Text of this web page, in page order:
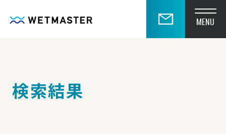
MENU
検索結果